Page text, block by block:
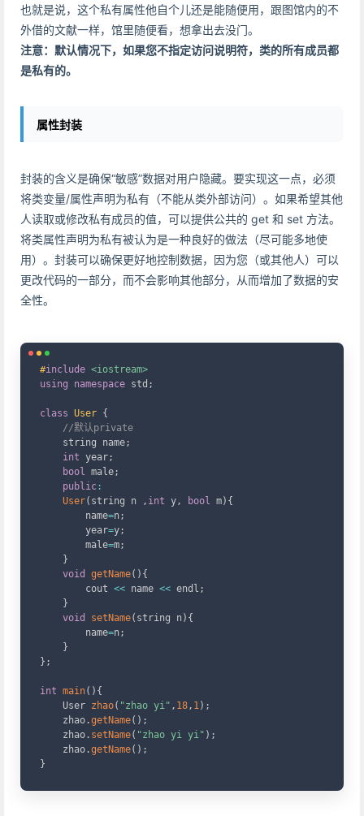
也就是说，这个私有属性他自个儿还是能随便用，跟图馆内的不
外借的文献一样，馆里随便看，想拿出去没门。
注意：默认情况下，如果您不指定访问说明符，类的所有成员都
是私有的。
属性封装
封装的含义是确保“敏感”数据对用户隐藏。要实现这一点，必须
将类变量/属性声明为私有（不能从类外部访问）。如果希望其他
人读取或修改私有成员的值，可以提供公共的 get 和 set 方法。
将类属性声明为私有被认为是一种良好的做法（尽可能多地使
用）。封装可以确保更好地控制数据，因为您（或其他人）可以
更改代码的一部分，而不会影响其他部分，从而增加了数据的安
全性。
#include <iostream>
using
namespace std ;
class User {
//默认private
    string name
;
int year ;
bool
male ;
public :
User( string n , int y , bool m) {
        name
=n ;
        year
=y ;
        male
=m ;
}
void
getName( ) {
        cout
<< name << endl ;
}
void
setName( string n) {
        name
=n ;
}
} ;
int main( ) {
    User
zhao( "zhao yi" , 18 , 1 ) ;
    zhao
.getName( ) ;
    zhao
. setName( "zhao yi yi" ) ;
    zhao
.getName( ) ;
}